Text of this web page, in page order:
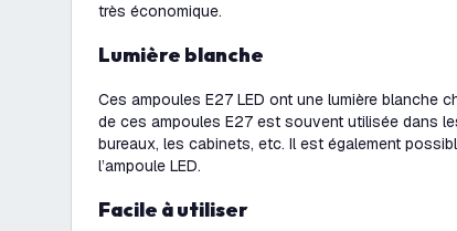
très économique.
Lumière blanche
Ces ampoules E27 LED ont une lumière blanche
de ces ampoules E27 est souvent utilisée dans
bureaux, les cabinets, etc. Il est également
l’ampoule LED.
Facile à utiliser